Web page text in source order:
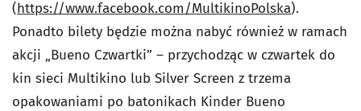
(https://www.facebook.com/MultikinoPolska).
Ponadto bilety będzie można nabyć również w ramach
akcji „Bueno Czwartki” – przychodząc w czwartek do
kin sieci Multikino lub Silver Screen z trzema
opakowaniami po batonikach Kinder Bueno